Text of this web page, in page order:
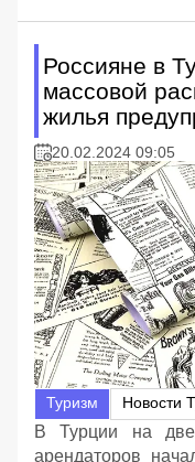
Россияне в
массовой
жилья
20.02.2024 09:05
Туризм Новости
В Турции на
арендаторов